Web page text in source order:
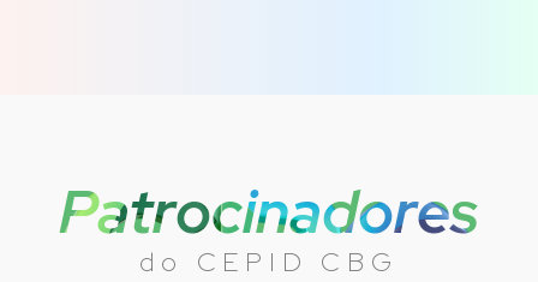
Patrocinadores
do CEPID CBG